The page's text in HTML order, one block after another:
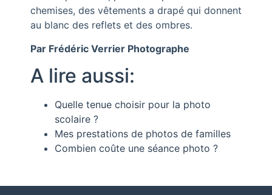
chemises, des vêtements a drapé qui donnent
au blanc des reflets et des ombres.
Par Frédéric Verrier Photographe
A lire aussi:
Quelle tenue choisir pour la photo
scolaire ?
Mes prestations de photos de familles
Combien coûte une séance photo ?